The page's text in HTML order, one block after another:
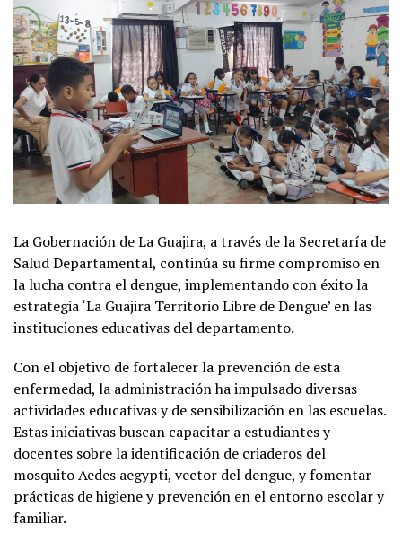
La Gobernación de La Guajira, a través de la Secretaría de
Salud Departamental, continúa su firme compromiso en
la lucha contra el dengue, implementando con éxito la
estrategia ‘La Guajira Territorio Libre de Dengue’ en las
instituciones educativas del departamento.
Con el objetivo de fortalecer la prevención de esta
enfermedad, la administración ha impulsado diversas
actividades educativas y de sensibilización en las escuelas.
Estas iniciativas buscan capacitar a estudiantes y
docentes sobre la identificación de criaderos del
mosquito Aedes aegypti, vector del dengue, y fomentar
prácticas de higiene y prevención en el entorno escolar y
familiar.